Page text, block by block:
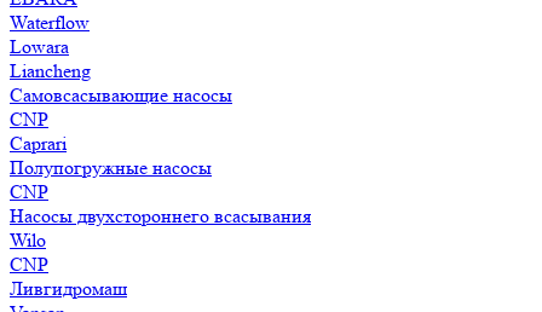
Waterflow
Lowara
Liancheng
Самовсасывающие насосы
CNP
Caprari
Полупогружные насосы
CNP
Насосы двухстороннего всасывания
Wilo
CNP
Ливгидромаш